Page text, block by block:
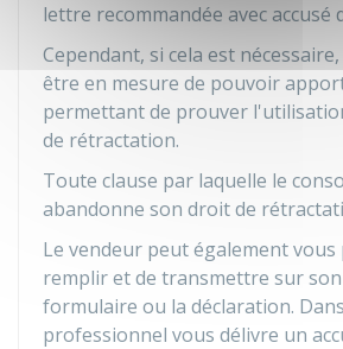
lettre recommandée avec accusé
Cependant, si cela est
être en mesure de pouvoir
permettant de prouver
de rétractation.
Toute clause par laquelle le
abandonne son droit de
Le vendeur peut également
remplir et de transmettre sur
formulaire ou la déclaration.
professionnel vous délivre un